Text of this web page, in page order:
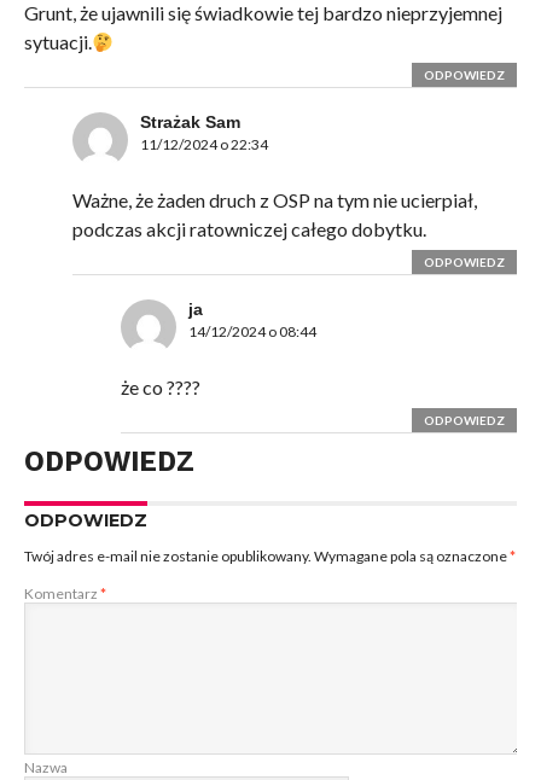
Grunt, że ujawnili się świadkowie tej bardzo nieprzyjemnej
sytuacji.
ODPOWIEDZ
Strażak Sam
11/12/2024 o 22:34
Ważne, że żaden druch z OSP na tym nie ucierpiał,
podczas akcji ratowniczej całego dobytku.
ODPOWIEDZ
ja
14/12/2024 o 08:44
że co ????
ODPOWIEDZ
ODPOWIEDZ
ODPOWIEDZ
Twój adres e-mail nie zostanie opublikowany. Wymagane pola są oznaczone*
Komentarz *
Nazwa